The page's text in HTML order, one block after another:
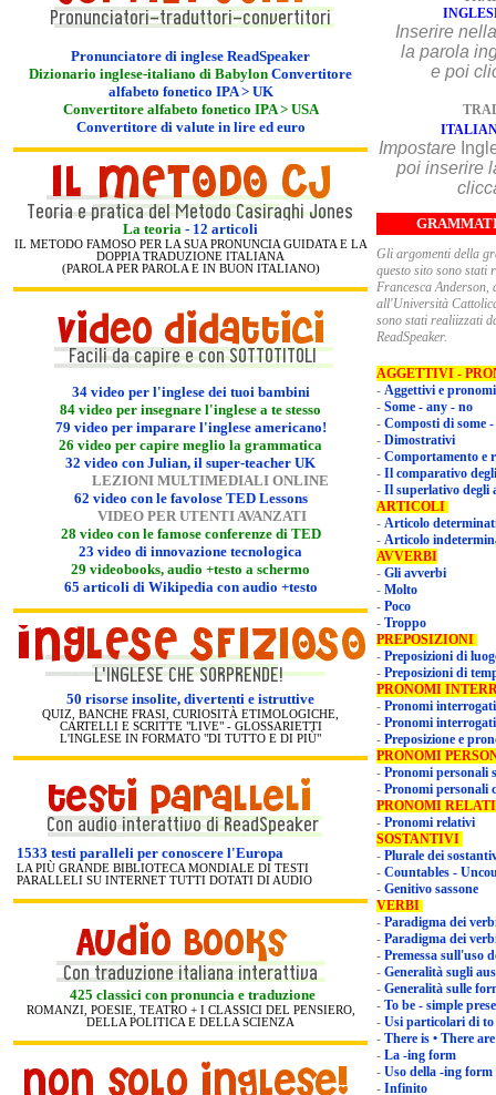
Pronunciatore di inglese ReadSpeaker
Dizionario inglese-italiano di Babylon Convertitore
alfabeto fonetico IPA > UK
Convertitore alfabeto fonetico IPA > USA
Convertitore di valute in lire ed euro
La teoria - 12 articoli
IL METODO FAMOSO PER LA SUA PRONUNCIA GUIDATA E LA
DOPPIA TRADUZIONE ITALIANA
(PAROLA PER PAROLA E IN BUON ITALIANO)
34 video per l'inglese dei tuoi bambini
84 video per insegnare l'inglese a te stesso
79 video per imparare l'inglese americano!
26 video per capire meglio la grammatica
32 video con Julian, il super-teacher UK
LEZIONI MULTIMEDIALI ONLINE
62 video con le favolose TED Lessons
VIDEO PER UTENTI AVANZATI
28 video con le famose conferenze di TED
23 video di innovazione tecnologica
29 videobooks, audio +testo a schermo
65 articoli di Wikipedia con audio +testo
50 risorse insolite, divertenti e istruttive
QUIZ, BANCHE FRASI, CURIOSITÀ ETIMOLOGICHE,
CARTELLI E SCRITTE "LIVE" - GLOSSARIETTI
L'INGLESE IN FORMATO "DI TUTTO E DI PIÙ"
1533 testi paralleli per conoscere l'Europa
LA PIÙ GRANDE BIBLIOTECA MONDIALE DI TESTI
PARALLELI SU INTERNET TUTTI DOTATI DI AUDIO
425 classici con pronuncia e traduzione
ROMANZI, POESIE, TEATRO + I CLASSICI DEL PENSIERO,
DELLA POLITICA E DELLA SCIENZA
Inserire
la
e poi
Impostare
poi inserire
Gli argomenti della
questo sito sono stati
Francesca Anderson,
all'Università
sono stati realiizzati da noi. L'audio è a cura di
ReadSpeaker.
AGGETTIVI -
- Aggettivi e
- Some - any - no
- Composti di some
- Dimostrativi
- Comportamento e
- Il comparativo
- Il superlativo degli
ARTICOLI
- Articolo
- Articolo
AVVERBI
- Gli avverbi
- Molto
- Poco
- Troppo
PREPOSIZIONI
- Preposizioni di
- Preposizioni di
PRONOMI
- Pronomi
- Pronomi
- Preposizione e
PRONOMI
- Pronomi personali
- Pronomi personali
PRONOMI
- Pronomi relativi
SOSTANTIVI
- Plurale dei
- Countables -
- Genitivo sassone
VERBI
-
-
-
-
-
- To be - simple
-
- There is • There are
- La -i
ng form
- Uso della -ing form
- Infinito